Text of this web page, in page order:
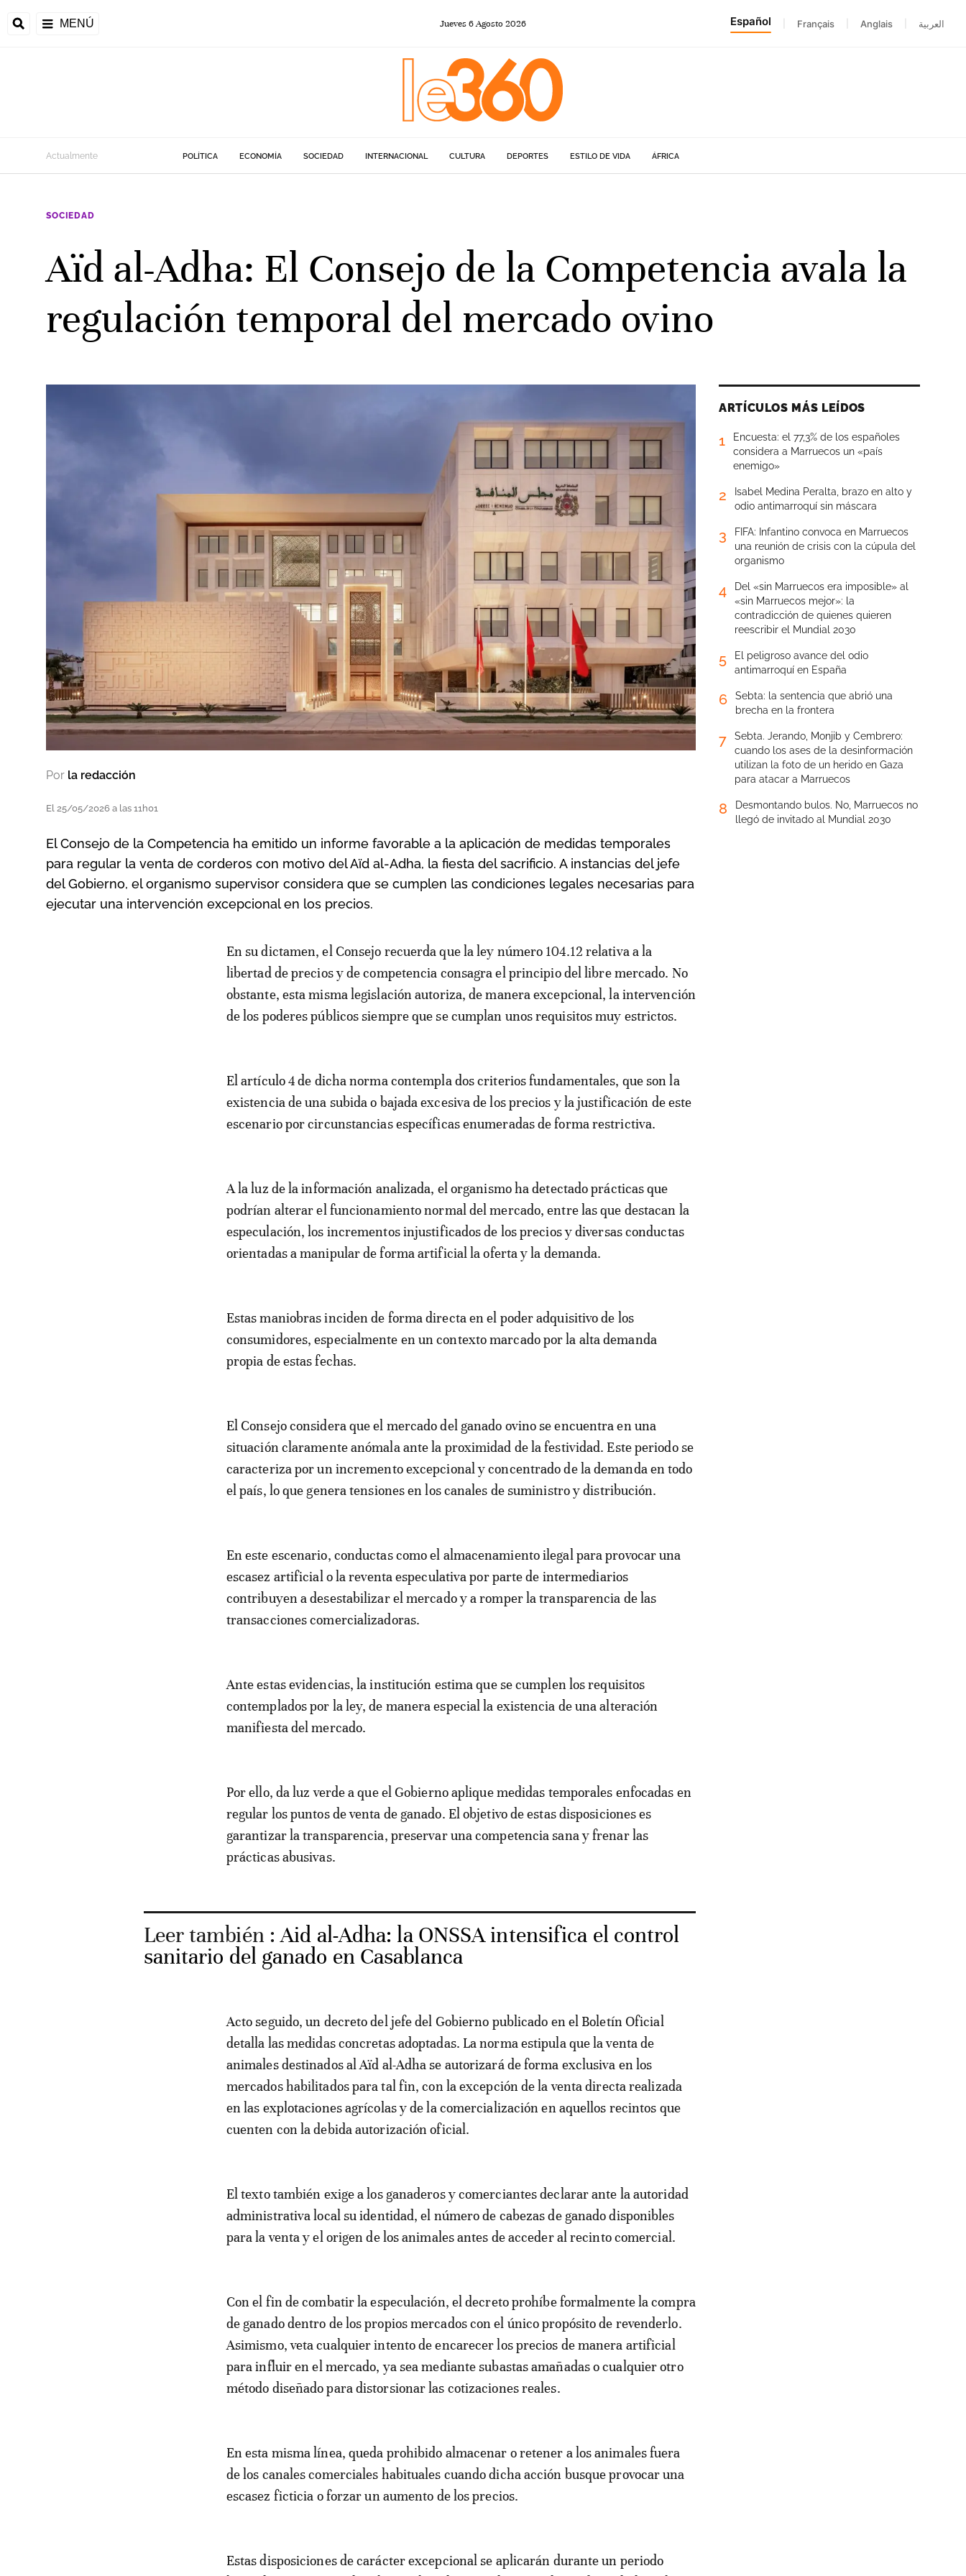
MENÚ Jueves6Agosto 2026 Español Français Anglais العربية
Actualmente POLÍTICA ECONOMÍA SOCIEDAD INTERNACIONAL CULTURA DEPORTES ESTILO DE VIDA ÁFRICA
SOCIEDAD
Aïd al-Adha: El Consejo de la Competencia avala la
regulación temporal del mercado ovino
Por la redacción
El 25/05/2026 a las 11h01
El Consejo de la Competencia ha emitido un informe favorable a la aplicación de medidas temporales
para regular la venta de corderos con motivo del Aïd al-Adha, la fiesta del sacrificio. A instancias del jefe
del Gobierno, el organismo supervisor considera que se cumplen las condiciones legales necesarias para
ejecutar una intervención excepcional en los precios.
En su dictamen, el Consejo recuerda que la ley número 104.12 relativa a la
libertad de precios y de competencia consagra el principio del libre mercado. No
obstante, esta misma legislación autoriza, de manera excepcional, la intervención
de los poderes públicos siempre que se cumplan unos requisitos muy estrictos.
El artículo 4 de dicha norma contempla dos criterios fundamentales, que son la
existencia de una subida o bajada excesiva de los precios y la justificación de este
escenario por circunstancias específicas enumeradas de forma restrictiva.
A la luz de la información analizada, el organismo ha detectado prácticas que
podrían alterar el funcionamiento normal del mercado, entre las que destacan la
especulación, los incrementos injustificados de los precios y diversas conductas
orientadas a manipular de forma artificial la oferta y la demanda.
Estas maniobras inciden de forma directa en el poder adquisitivo de los
consumidores, especialmente en un contexto marcado por la alta demanda
propia de estas fechas.
El Consejo considera que el mercado del ganado ovino se encuentra en una
situación claramente anómala ante la proximidad de la festividad. Este periodo se
caracteriza por un incremento excepcional y concentrado de la demanda en todo
el país, lo que genera tensiones en los canales de suministro y distribución.
En este escenario, conductas como el almacenamiento ilegal para provocar una
escasez artificial o la reventa especulativa por parte de intermediarios
contribuyen a desestabilizar el mercado y a romper la transparencia de las
transacciones comercializadoras.
Ante estas evidencias, la institución estima que se cumplen los requisitos
contemplados por la ley, de manera especial la existencia de una alteración
manifiesta del mercado.
Por ello, da luz verde a que el Gobierno aplique medidas temporales enfocadas en
regular los puntos de venta de ganado. El objetivo de estas disposiciones es
garantizar la transparencia, preservar una competencia sana y frenar las
prácticas abusivas.
Leer también :Aid al-Adha: la ONSSA intensifica el control
sanitario del ganado en Casablanca
Acto seguido, un decreto del jefe del Gobierno publicado en el Boletín Oficial
detalla las medidas concretas adoptadas. La norma estipula que la venta de
animales destinados al Aïd al-Adha se autorizará de forma exclusiva en los
mercados habilitados para tal fin, con la excepción de la venta directa realizada
en las explotaciones agrícolas y de la comercialización en aquellos recintos que
cuenten con la debida autorización oficial.
El texto también exige a los ganaderos y comerciantes declarar ante la autoridad
administrativa local su identidad, el número de cabezas de ganado disponibles
para la venta y el origen de los animales antes de acceder al recinto comercial.
Con el fin de combatir la especulación, el decreto prohíbe formalmente la compra
de ganado dentro de los propios mercados con el único propósito de revenderlo.
Asimismo, veta cualquier intento de encarecer los precios de manera artificial
para influir en el mercado, ya sea mediante subastas amañadas o cualquier otro
método diseñado para distorsionar las cotizaciones reales.
En esta misma línea, queda prohibido almacenar o retener a los animales fuera
de los canales comerciales habituales cuando dicha acción busque provocar una
escasez ficticia o forzar un aumento de los precios.
Estas disposiciones de carácter excepcional se aplicarán durante un periodo
ARTÍCULOS MÁS LEÍDOS
1
Encuesta: el 77,3% de los españoles
considera a Marruecos un «país
enemigo»
2
Isabel Medina Peralta, brazo en alto y
odio antimarroquí sin máscara
3
FIFA: Infantino convoca en Marruecos
una reunión de crisis con la cúpula del
organismo
4
Del «sin Marruecos era imposible» al
«sin Marruecos mejor»: la
contradicción de quienes quieren
reescribir el Mundial 2030
5
El peligroso avance del odio
antimarroquí en España
6
Sebta: la sentencia que abrió una
brecha en la frontera
7
Sebta. Jerando, Monjib y Cembrero:
cuando los ases de la desinformación
utilizan la foto de un herido en Gaza
para atacar a Marruecos
8
Desmontando bulos. No, Marruecos no
llegó de invitado al Mundial 2030